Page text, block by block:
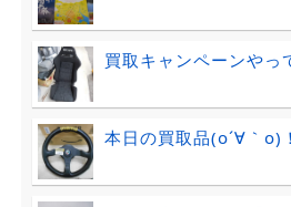
買取キャンペーンやっ
本日の買取品(o´∀｀o)！